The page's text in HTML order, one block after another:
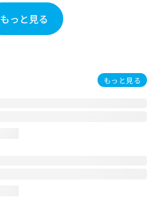
もっと見る
もっと見る